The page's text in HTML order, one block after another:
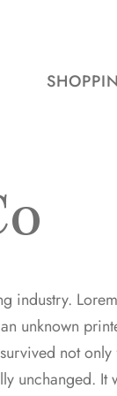
industry.
unknown
not
unchanged. It